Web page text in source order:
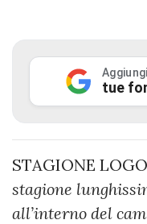
tue
STAGIONE
stagione
all’interno del